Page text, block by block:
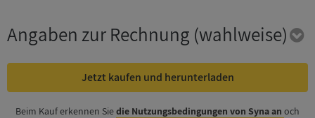
Angaben zur Rechnung (wahlweise)
Jetzt kaufen und herunterladen
Beim Kauf erkennen Siedie Nutzungsbedingungen von Syna an och